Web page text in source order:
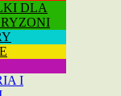
DLA
I